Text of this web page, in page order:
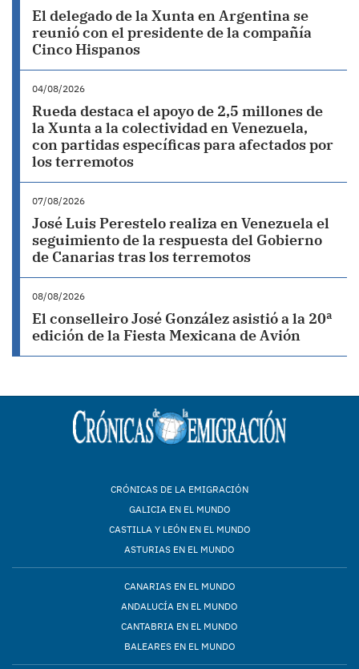
El delegado de la Xunta en Argentina se
reunió con el presidente de la compañía
Cinco Hispanos
04/08/2026
Rueda destaca el apoyo de 2,5 millones de
la Xunta a la colectividad en Venezuela,
con partidas específicas para afectados por
los terremotos
07/08/2026
José Luis Perestelo realiza en Venezuela el
seguimiento de la respuesta del Gobierno
de Canarias tras los terremotos
08/08/2026
El conselleiro José González asistió a la 20ª
edición de la Fiesta Mexicana de Avión
CRÓNICAS DE LA EMIGRACIÓN
GALICIA EN EL MUNDO
CASTILLA Y LEÓN EN EL MUNDO
ASTURIAS EN EL MUNDO
CANARIAS EN EL MUNDO
ANDALUCÍA EN EL MUNDO
CANTABRIA EN EL MUNDO
BALEARES EN EL MUNDO